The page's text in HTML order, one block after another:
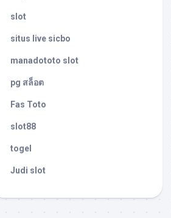
slot
situs live sicbo
manadototo slot
pg สล็อต
Fas Toto
slot88
togel
Judi slot